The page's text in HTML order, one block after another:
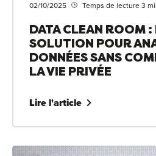
02/10/2025 Temps de lecture 3
DATA CLEAN ROOM
SOLUTION POUR
DONNÉES SANS
LA VIE PRIVÉE
Lire l'article